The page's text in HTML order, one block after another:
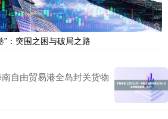
”：突围之困与破局之路
自由贸易港全岛封关货物